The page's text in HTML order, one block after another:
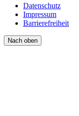
Datenschutz
Impressum
Barrierefreiheit
Nach oben